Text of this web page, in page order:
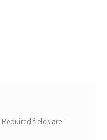
Required fields are